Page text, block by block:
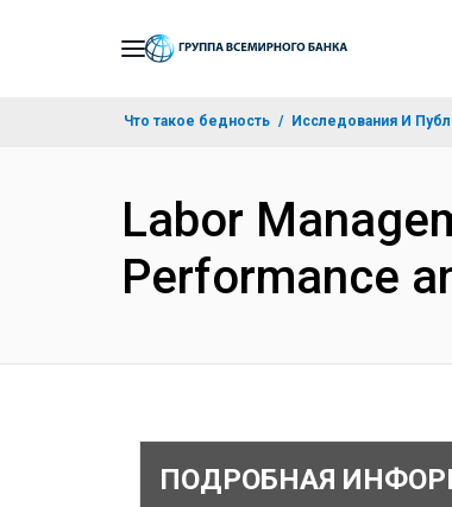
Что такое бедность Исследования И
Labor
Performance
ПОДРОБНАЯ